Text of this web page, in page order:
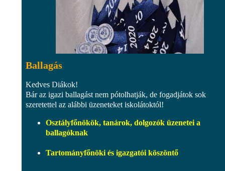
Ballagás
Kedves Diákok!
Bár az igazi ballagást nem pótolhatják, de fogadjátok sok
szeretettel az alábbi üzeneteket iskolátoktól!
Osztályfőnökök, tanárok, dolgozók üzenetei a
ballagóknak
Tartományfőnöki és igazgatói köszöntő